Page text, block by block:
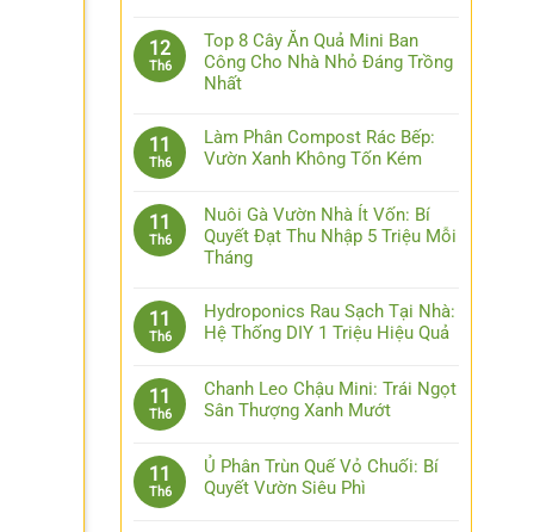
12
Th6
Top 8 Cây Ăn Quả Mini Ban
Công Cho Nhà Nhỏ Đáng Trồng
Nhất
11
Th6
Làm Phân Compost Rác Bếp:
Vườn Xanh Không Tốn Kém
11
Th6
Nuôi Gà Vườn Nhà Ít Vốn: Bí
Quyết Đạt Thu Nhập 5 Triệu Mỗi
Tháng
11
Th6
Hydroponics Rau Sạch Tại Nhà:
Hệ Thống DIY 1 Triệu Hiệu Quả
11
Th6
Chanh Leo Chậu Mini: Trái Ngọt
Sân Thượng Xanh Mướt
11
Th6
Ủ Phân Trùn Quế Vỏ Chuối: Bí
Quyết Vườn Siêu Phì